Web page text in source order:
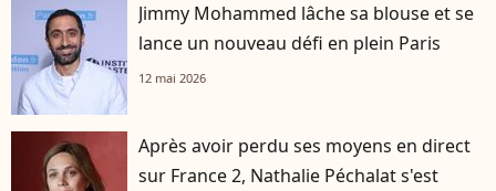
Jimmy Mohammed lâche sa blouse et se
lance un nouveau défi en plein Paris
12 mai 2026
Après avoir perdu ses moyens en direct
sur France 2, Nathalie Péchalat s'est